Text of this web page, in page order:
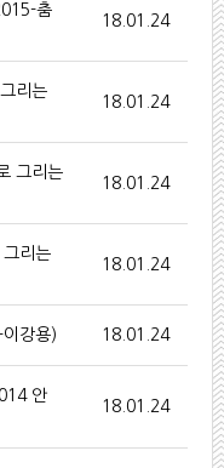
춤
18.01.24
리는
18.01.24
그리는
18.01.24
리는
18.01.24
강용) 18.01.24
안
18.01.24